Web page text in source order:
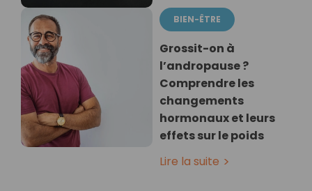
BIEN-ÊTRE
Grossit-on à
l’andropause ?
Comprendre les
changements
hormonaux et leurs
effets sur le poids
Lire la suite